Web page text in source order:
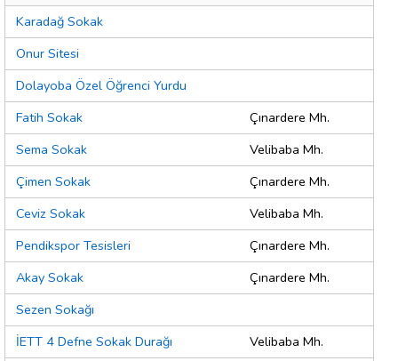
Karadağ Sokak
Onur Sitesi
Dolayoba Özel Öğrenci Yurdu
Fatih Sokak
Çınardere Mh.
Sema Sokak
Velibaba Mh.
Çimen Sokak
Çınardere Mh.
Ceviz Sokak
Velibaba Mh.
Pendikspor Tesisleri
Çınardere Mh.
Akay Sokak
Çınardere Mh.
Sezen Sokağı
İETT 4 Defne Sokak Durağı
Velibaba Mh.